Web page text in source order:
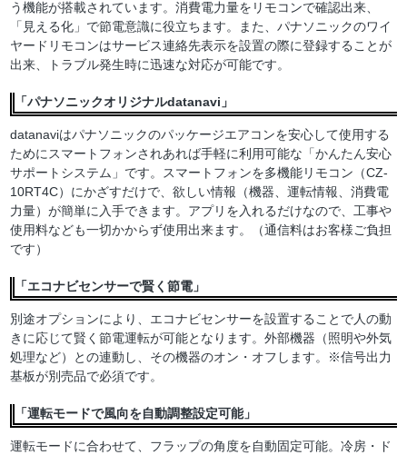
う機能が搭載されています。消費電力量をリモコンで確認出来、
「見える化」で節電意識に役立ちます。また、パナソニックのワイ
ヤードリモコンはサービス連絡先表示を設置の際に登録することが
出来、トラブル発生時に迅速な対応が可能です。
「パナソニックオリジナルdatanavi」
datanaviはパナソニックのパッケージエアコンを安心して使用する
ためにスマートフォンされあれば手軽に利用可能な「かんたん安心
サポートシステム」です。スマートフォンを多機能リモコン（CZ-
10RT4C）にかざすだけで、欲しい情報（機器、運転情報、消費電
力量）が簡単に入手できます。アプリを入れるだけなので、工事や
使用料なども一切かからず使用出来ます。（通信料はお客様ご負担
です）
「エコナビセンサーで賢く節電」
別途オプションにより、エコナビセンサーを設置することで人の動
きに応じて賢く節電運転が可能となります。外部機器（照明や外気
処理など）との連動し、その機器のオン・オフします。※信号出力
基板が別売品で必須です。
「運転モードで風向を自動調整設定可能」
運転モードに合わせて、フラップの角度を自動固定可能。冷房・ド